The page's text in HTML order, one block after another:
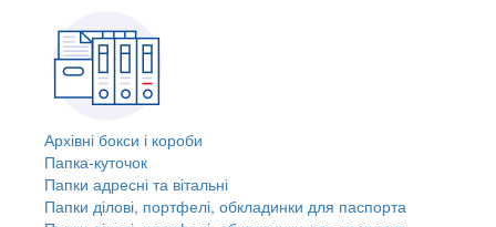
Архівні бокси і короби
Папка-куточок
Папки адресні та вітальні
Папки ділові, портфелі, обкладинки для паспорта